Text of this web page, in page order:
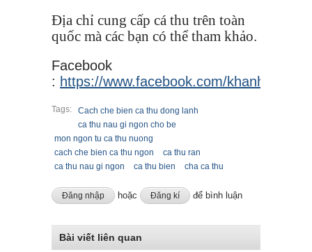
Địa chỉ cung cấp cá thu trên toàn
quốc mà các bạn có thể tham khảo.
Facebook
: https://www.facebook.com/
Tags:
Cach che bien ca thu dong lanh
ca thu nau gi ngon cho be
mon ngon tu ca thu nuong
cach che bien ca thu ngon
ca thu ran
ca thu nau gi ngon
ca thu bien cha ca thu
Đăng nhập hoặc Đăng kí để bình luận
Bài viết liên quan